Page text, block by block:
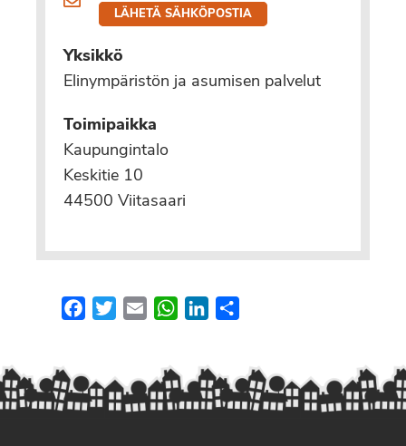
LÄHETÄ SÄHKÖPOSTIA
Yksikkö
Elinympäristön ja asumisen palvelut
Toimipaikka
Kaupungintalo
Keskitie 10
44500 Viitasaari
FacebookTwitterEmail WhatsApp
LinkedIn